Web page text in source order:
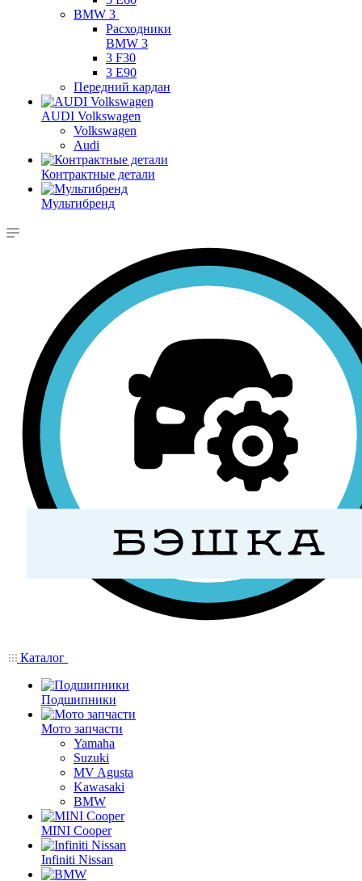
BMW 3
Расходники
BMW 3
3 F30
3 E90
Передний кардан
AUDI Volkswagen
Volkswagen
Audi
Контрактные детали
Мультибренд
Каталог
Подшипники
Мото запчасти
Yamaha
Suzuki
MV Agusta
Kawasaki
BMW
MINI Cooper
Infiniti Nissan